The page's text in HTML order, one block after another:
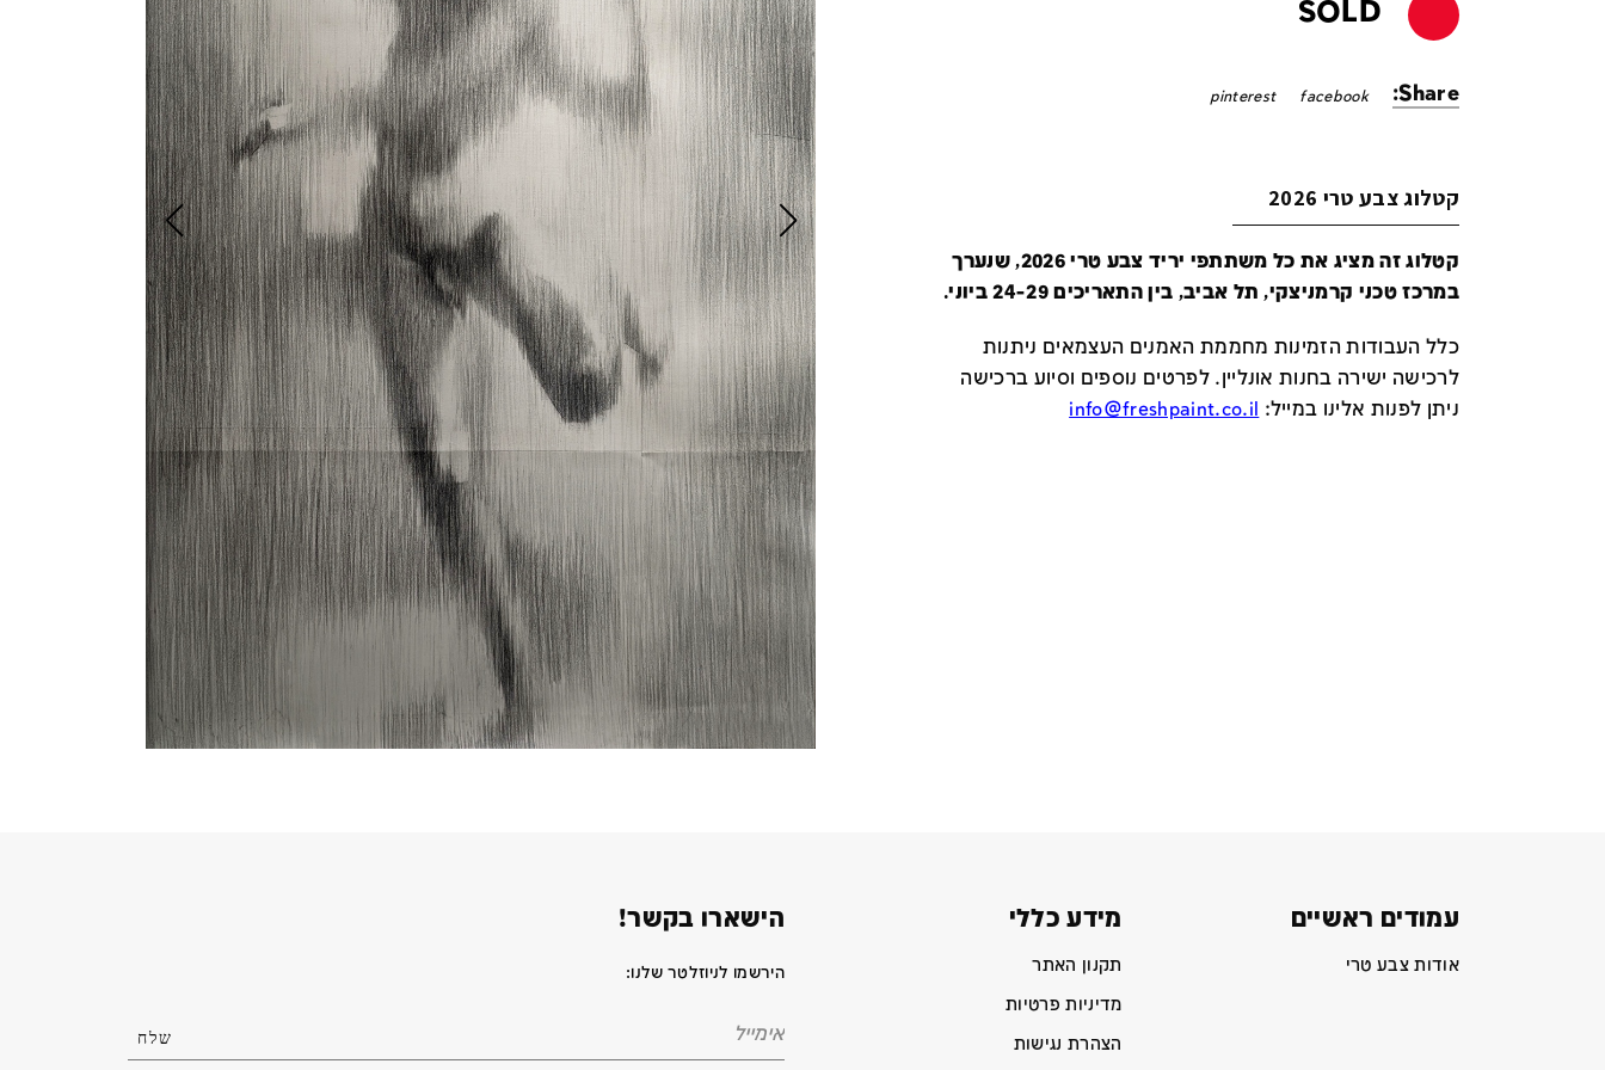
SOLD
Share:
facebook
pinterest
קטלוג צבע טרי 2026
קטלוג זה מציג את כל משתתפי יריד צבע טרי 2026, שנערך
במרכז טכני קרמניצקי, תל אביב, בין התאריכים 24-29 ביוני.
כלל העבודות הזמינות מחממת האמנים העצמאים ניתנות
לרכישה ישירה בחנות אונליין.לפרטים נוספים וסיוע ברכישה
ניתן לפנות אלינו במייל:
info@freshpaint.co.il
עמודים ראשיים
אודות צבע טרי
מידע כללי
תקנון האתר
מדיניות פרטיות
הצהרת נגישות
הישארו בקשר!
הירשמו לניוזלטר שלנו: